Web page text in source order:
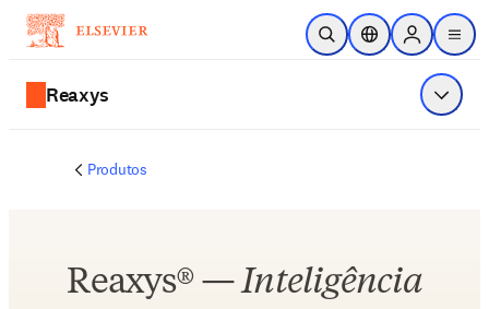
Ir para o conteúdo principal
Pesquisa aberta
Seletor deSign in to
menu
Reaxys Exibir
Produtos
Reaxys® —Inteligência